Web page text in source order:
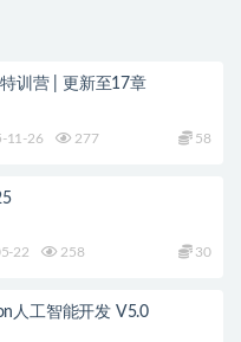
训营 | 更新至17章
11-26 277 58
22 258 30
人工智能开发 V5.0